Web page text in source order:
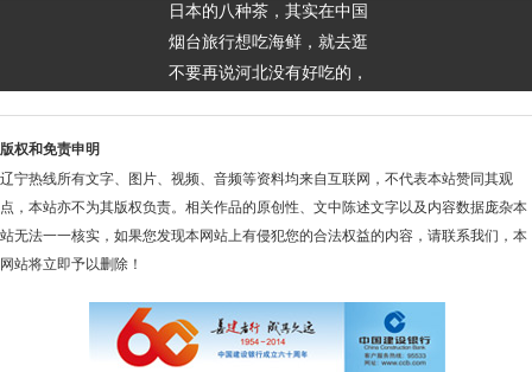
日本的八种茶，其实在中国
烟台旅行想吃海鲜，就去逛
不要再说河北没有好吃的，
版权和免责申明
辽宁热线所有文字、图片、视频、音频等资料均来自互联网，不代表本站赞同其观
点，本站亦不为其版权负责。相关作品的原创性、文中陈述文字以及内容数据庞杂本
站无法一一核实，如果您发现本网站上有侵犯您的合法权益的内容，请联系我们，本
网站将立即予以删除！